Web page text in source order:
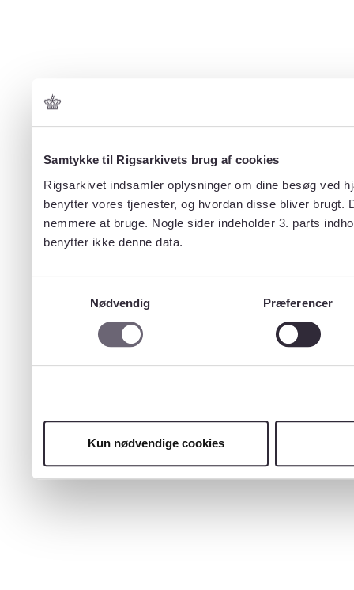
Samtykke til Rigsarkivets brug af cookies
Rigsarkivet indsamler oplysninger om dine besøg ved
benytter vores tjenester, og hvordan disse bliver
nemmere at bruge. Nogle sider indeholder 3. parts
benytter ikke denne data.
Nødvendig
Præferencer
Kun nødvendige cookies